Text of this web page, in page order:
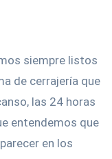
siempre listos
de cerrajería que
las 24 horas
entendemos que
en los